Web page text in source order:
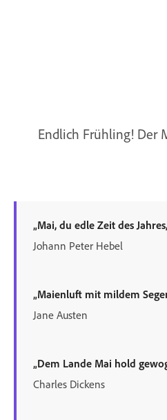
Endlich Frühling! Der
„Mai, du edle Zeit des
Johann Peter Hebel
„Maienluft mit mildem
Jane Austen
„Dem Lande Mai hold
Charles Dickens